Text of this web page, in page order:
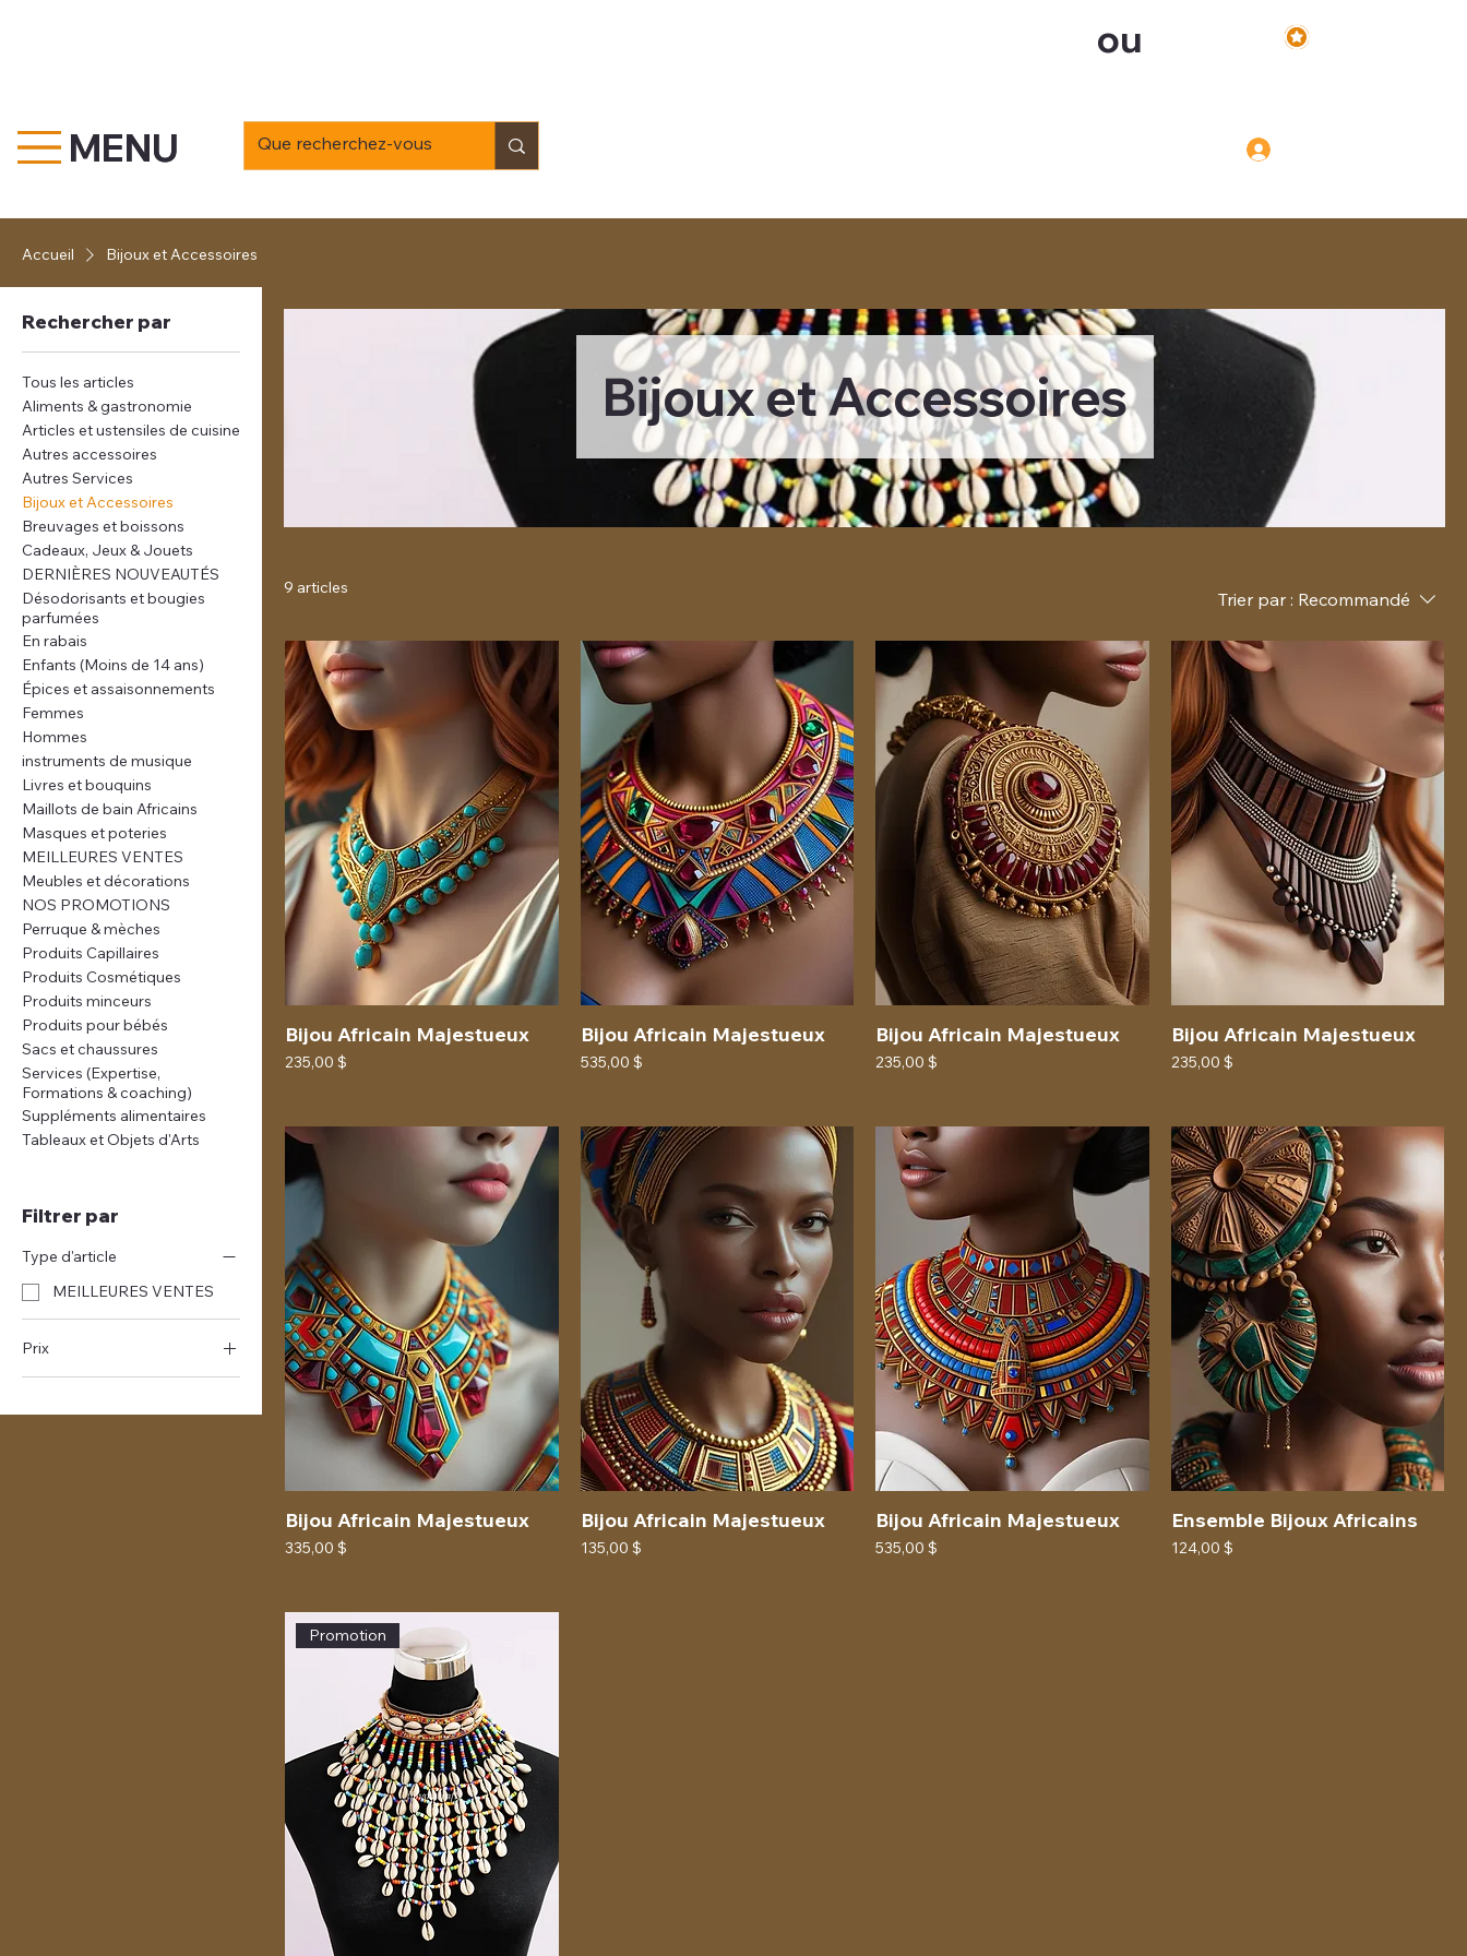
ou
MENU
MENU
Accueil Bijoux et Accessoires
Rechercher par
Tous les articles
Aliments & gastronomie
Articles et ustensiles de cuisine
Autres accessoires
Autres Services
Bijoux et Accessoires
Breuvages et boissons
Cadeaux, Jeux & Jouets
DERNIÈRES NOUVEAUTÉS
Désodorisants et bougies
parfumées
En rabais
Enfants (Moins de 14 ans)
Épices et assaisonnements
Femmes
Hommes
instruments de musique
Livres et bouquins
Maillots de bain Africains
Masques et poteries
MEILLEURES VENTES
Meubles et décorations
NOS PROMOTIONS
Perruque & mèches
Produits Capillaires
Produits Cosmétiques
Produits minceurs
Produits pour bébés
Sacs et chaussures
Services (Expertise,
Formations & coaching)
Suppléments alimentaires
Tableaux et Objets d'Arts
Filtrer par
Type d'article
MEILLEURES VENTES
Prix
38 $CA 535 $CA
Bijoux et Accessoires
9 articles
Trier par : Recommandé
Bijou Africain Majestueux
Prix
235,00 $
Bijou Africain Majestueux
Prix
535,00 $
Bijou Africain Majestueux
Prix
235,00 $
Bijou Africain Majestueux
Prix
235,00 $
Bijou Africain Majestueux
Prix
335,00 $
Bijou Africain Majestueux
Prix
135,00 $
Bijou Africain Majestueux
Prix
535,00 $
Ensemble Bijoux Africains
Prix
124,00 $
Promotion